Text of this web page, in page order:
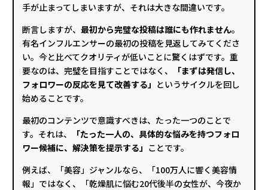
手が止まってしまいますが、それは大きな間違いです。
断言しますが、 最初から完璧な投稿は誰にも作れません。
有名インフルエンサーの最初の投稿を見返してみてくださ
い。今と比べてクオリティが低いことに驚くはずです。重
要なのは、完璧を目指すことではなく、
「まずは発信し、
フォロワーの反応を見て改善する」 というサイクルを回し
始めることです。
最初のコンテンツで意識すべきは、たった一つのことで
す。それは、
「たった一人の、具体的な悩みを持つフォロ
ワー候補に、解決策を提示する」 ことです。
例えば、「美容」ジャンルなら、「100万人に響く美容情
報」ではなく、「乾燥肌に悩む20代後半の女性が、今夜か